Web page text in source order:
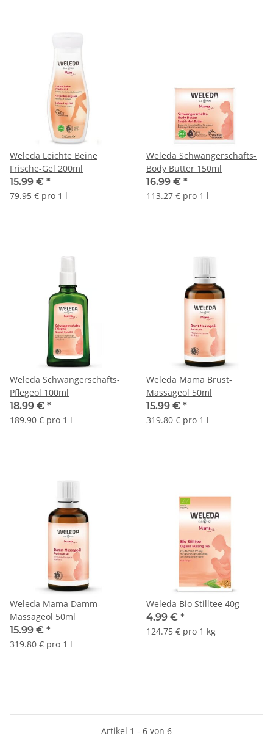
Weleda Leichte Beine
Frische-Gel 200ml
15.99 € *
79.95 € pro 1 l
Weleda Schwangerschafts-
Body Butter 150ml
16.99 € *
113.27 € pro 1 l
Weleda Schwangerschafts-
Pflegeöl 100ml
18.99 € *
189.90 € pro 1 l
Weleda Mama Brust-
Massageöl 50ml
15.99 € *
319.80 € pro 1 l
Weleda Mama Damm-
Massageöl 50ml
15.99 € *
319.80 € pro 1 l
Weleda Bio Stilltee 40g
4.99 € *
124.75 € pro 1 kg
Artikel 1 - 6 von 6